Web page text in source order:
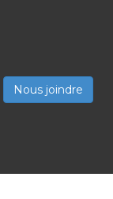
Nous joindre